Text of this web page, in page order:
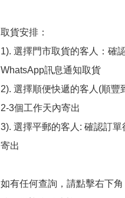
取貨安排：
1). 選擇門市取貨的客人：確
WhatsApp訊息通知取貨
2). 選擇順便快遞的客人(順豐
2-3個工作天內寄出
3). 選擇平郵的客人: 確認訂
寄出
如有任何查詢，請點擊右下